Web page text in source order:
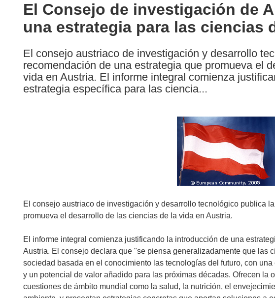
the
following
languages:
El Consejo de investigación de
una estrategia para las ciencias
El consejo austriaco de investigación y desarrollo
recomendación de una estrategia que promueva el
vida en Austria. El informe integral comienza
estrategia específica para las ciencia...
El consejo austriaco de investigación y desarrollo tecnológico publica
promueva el desarrollo de las ciencias de la vida en Austria.
El informe integral comienza justificando la introducción de una
Austria. El consejo declara que "se piensa generalizadamente que las
sociedad basada en el conocimiento las tecnologías del futuro, con
y un potencial de valor añadido para las próximas décadas. Ofrecen la
cuestiones de ámbito mundial como la salud, la nutrición, el